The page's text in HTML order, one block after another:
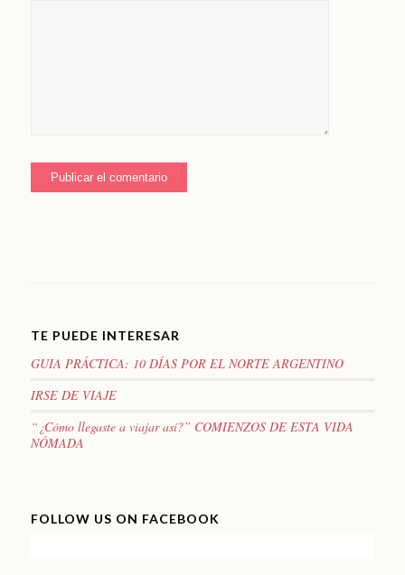
TE PUEDE INTERESAR
GUIA PRÁCTICA: 10 DÍAS POR EL NORTE ARGENTINO
IRSE DE VIAJE
“¿Cómo llegaste a viajar así?” COMIENZOS DE ESTA VIDA
NÓMADA
FOLLOW US ON FACEBOOK